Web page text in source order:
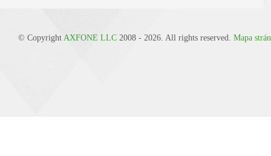
© Copyright AXFONE LLC 2008 - 2026. All rights reserved. Mapa